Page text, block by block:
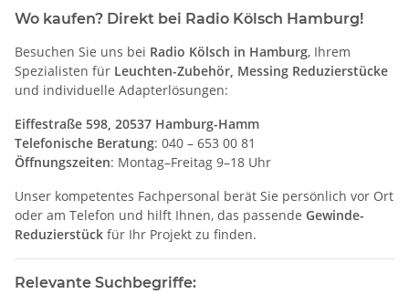
Wo kaufen? Direkt bei Radio Kölsch Hamburg!
Besuchen Sie uns bei Radio Kölsch in Hamburg, Ihrem
Spezialisten für Leuchten-Zubehör, Messing Reduzierstücke
und individuelle Adapterlösungen:
Eiffestraße 598, 20537 Hamburg-Hamm
Telefonische Beratung: 040 – 653 00 81
Öffnungszeiten: Montag–Freitag 9–18 Uhr
Unser kompetentes Fachpersonal berät Sie persönlich vor Ort
oder am Telefon und hilft Ihnen, das passende Gewinde-
Reduzierstück für Ihr Projekt zu finden.
Relevante Suchbegriffe: